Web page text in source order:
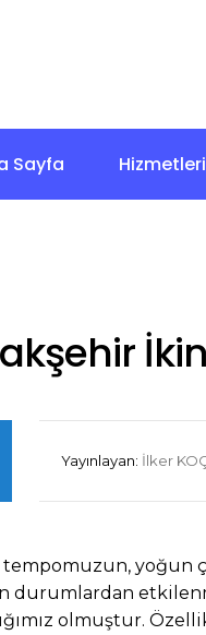
Sayfa
Yayınlayan: İlker
yoğun
durumlardan
olmuştur.